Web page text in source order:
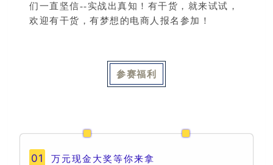
们一直坚信--实战出真知！有干货，就来试试，
欢迎有干货，有梦想的电商人报名参加！
参赛福利
01 万元现金大奖等你来拿